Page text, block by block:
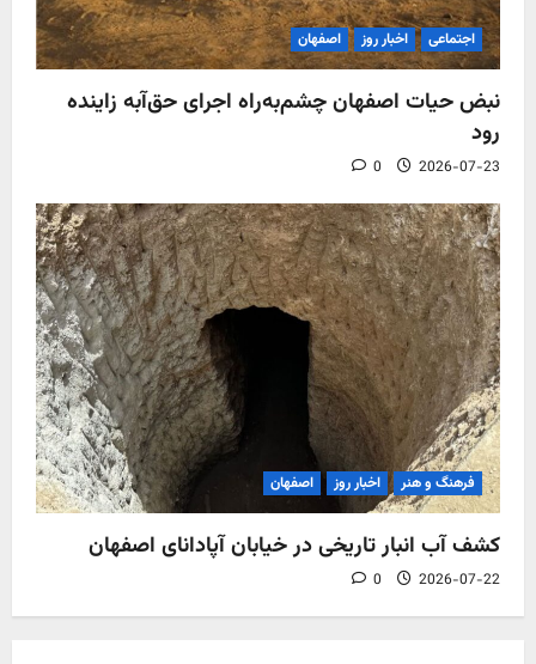
اجتماعی اخبار روز اصفهان
نبض حیات اصفهان چشم‌به‌راه اجرای حق‌آبه زاینده
رود
2026-07-23
0
فرهنگ و هنر اخبار روز اصفهان
کشف آب‌ انبار تاریخی در خیابان آپادانای اصفهان
2026-07-22
0